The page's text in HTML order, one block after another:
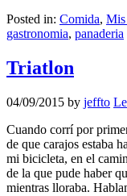
Posted in: Comida, Mis
gastronomia, panaderia
Triatlon
04/09/2015 by jeffto
Cuando corrí por
de que carajos estaba
mi bicicleta, en el
de la que pude haber
mientras lloraba.